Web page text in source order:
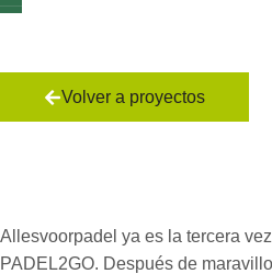
Volver a proyectos
Allesvoorpadel ya es la tercera
PADEL2GO. Después de